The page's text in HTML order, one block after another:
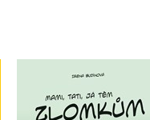
Mami, tati, já těm
zlomkům nerozumím
2. stupeň ZŠ